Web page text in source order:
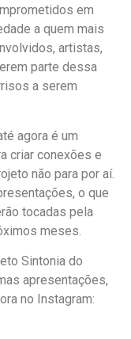
em
a quem mais
artistas,
parte dessa
a serem
agora é um
criar conexões e
não para por aí.
o que
tocadas pela
meses.
Sintonia do
apresentações,
no Instagram: